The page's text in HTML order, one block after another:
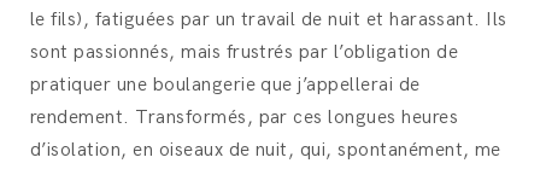
le fils), fatiguées par un travail de nuit et harassant. Ils
sont passionnés, mais frustrés par l’obligation de
pratiquer une boulangerie que j’appellerai de
rendement. Transformés, par ces longues heures
d’isolation, en oiseaux de nuit, qui, spontanément, me